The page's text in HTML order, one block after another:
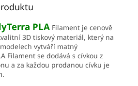
PLA Filament je cenově
3D tiskový materiál, který na
vytváří matný
Filament se dodává s cívkou z
a za každou prodanou cívku je